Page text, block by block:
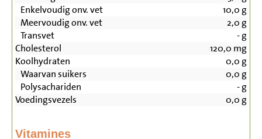
Enkelvoudig onv. vet
10,0 g
Meervoudig onv. vet
2,0 g
Transvet
-g
Cholesterol
120,0 mg
Koolhydraten
0,0 g
Waarvan suikers
0,0 g
Polysachariden
-g
Voedingsvezels
0,0 g
Vitamines